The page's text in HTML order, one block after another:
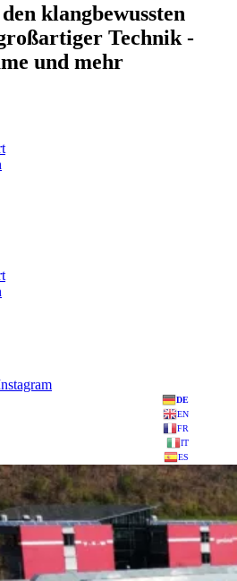
klangbewussten
Technik -
und mehr
DE
EN
FR
IT
ES